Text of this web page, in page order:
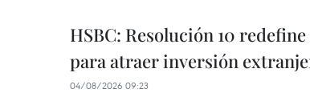
HSBC: Resolución 10
para atraer inversión
04/08/2026 09:23